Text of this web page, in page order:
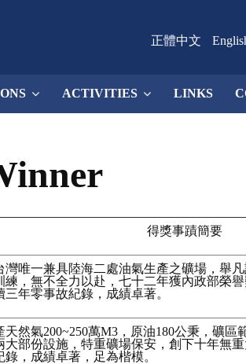
正體中文
ACTIVITIES LINKS
得獎事蹟簡要
灣唯一兼具陸海二處油氣生產之礦場，舉
練，無不全力以赴，七十二年獲內政部榮
三年零事故紀錄，成績卓著。
天然氣200~250萬M3，原油180公秉，礦區
大部份設施，特重礦場保安，創下十年無
錄，成績卓著，足為楷模。